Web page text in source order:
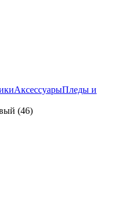
АксессуарыПледы и
(46)